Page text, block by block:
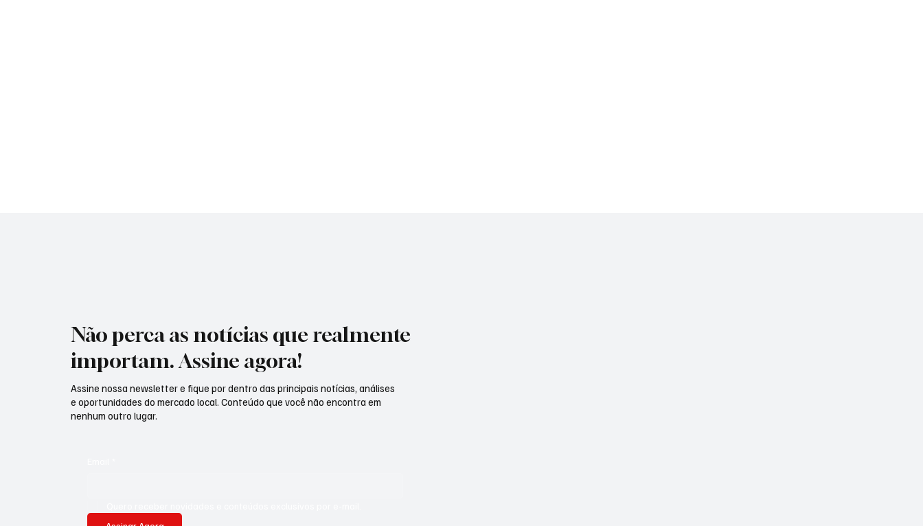
Não perca as notícias que realmente
importam. Assine agora!
Assine nossa newsletter e fique por dentro das principais notícias, análises
e oportunidades do mercado local. Conteúdo que você não encontra em
nenhum outro lugar.